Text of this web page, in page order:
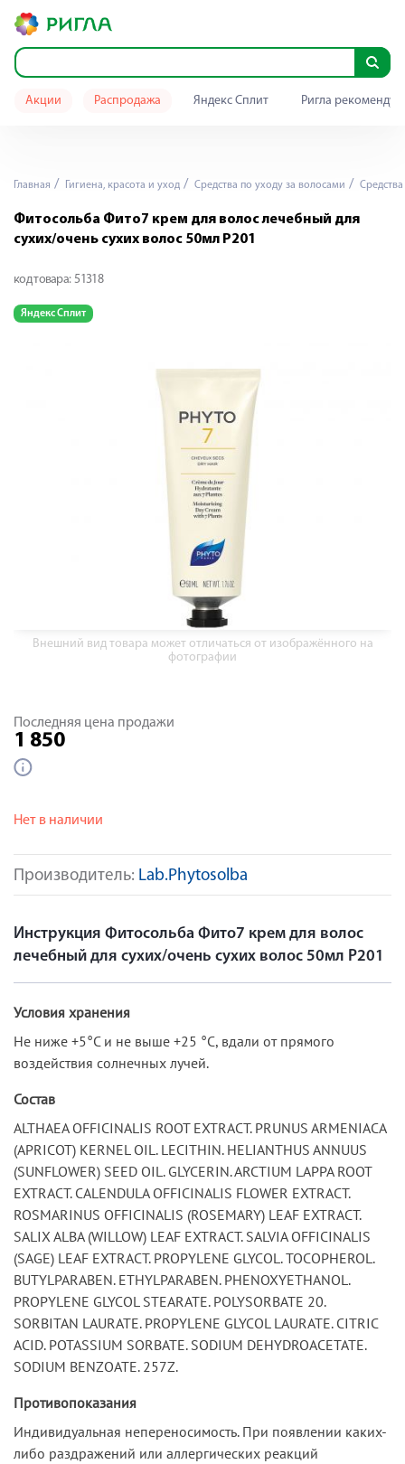
Акции Распродажа Яндекс Сплит Ригла
Главная Гигиена, красота и уход Средства по уходу за волосами
Фитосольба Фито7 крем для волос лечебный для
сухих/очень сухих волос 50мл P201
код товара: 51318
Яндекс Сплит
Внешний вид товара может отличаться от изображённого на
фотографии
Производитель: Lab.Phytosolba
Последняя цена продажи
1 850
Нет в наличии
Инструкция Фитосольба Фито7 крем для волос
лечебный для сухих/очень сухих волос 50мл P201
Условия хранения
Не ниже +5°С и не выше +25 °С, вдали от прямого
воздействия солнечных лучей.
Состав
ALTHAEA OFFICINALIS ROOT EXTRACT. PRUNUS ARMENIACA
(APRICOT) KERNEL OIL. LECITHIN. HELIANTHUS ANNUUS
(SUNFLOWER) SEED OIL. GLYCERIN. ARCTIUM LAPPA ROOT
EXTRACT. CALENDULA OFFICINALIS FLOWER EXTRACT.
ROSMARINUS OFFICINALIS (ROSEMARY) LEAF EXTRACT.
SALIX ALBA (WILLOW) LEAF EXTRACT. SALVIA OFFICINALIS
(SAGE) LEAF EXTRACT. PROPYLENE GLYCOL. TOCOPHEROL.
BUTYLPARABEN. ETHYLPARABEN. PHENOXYETHANOL.
PROPYLENE GLYCOL STEARATE. POLYSORBATE 20.
SORBITAN LAURATE. PROPYLENE GLYCOL LAURATE. CITRIC
ACID. POTASSIUM SORBATE. SODIUM DEHYDROACETATE.
SODIUM BENZOATE. 257Z.
Противопоказания
Индивидуальная непереносимость. При появлении каких-
либо раздражений или аллергических реакций